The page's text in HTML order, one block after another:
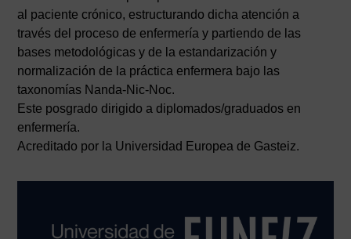
al paciente crónico, estructurando dicha atención a
través del proceso de enfermería y partiendo de las
bases metodológicas y de la estandarización y
normalización de la práctica enfermera bajo las
taxonomías Nanda-Nic-Noc.
Este posgrado dirigido a diplomados/graduados en
enfermería.
Acreditado por la Universidad Europea de Gasteiz.